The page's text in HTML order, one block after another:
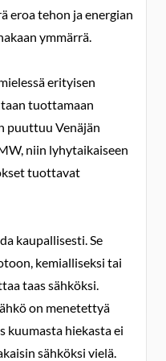
eroa tehon ja energian
ymmärrä.
erityisen
tuottamaan
puuttuu Venäjän
niin lyhytaikaiseen
tuottavat
kaupallisesti. Se
kemialliseksi tai
taas sähköksi.
on menetettyä
kuumasta hiekasta ei
sähköksi vielä.